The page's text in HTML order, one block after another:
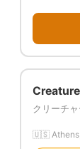
クリーチ
🇺🇸 Athens,